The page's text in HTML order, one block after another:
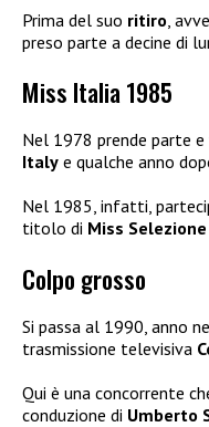
Prima del suo ritiro,
preso parte a decine di
Miss Italia 1985
Nel 1978 prende parte
Italy e qualche anno
Nel 1985, infatti,
titolo di Miss
Colpo grosso
Si passa al 1990, anno
trasmissione televisiva
Qui è una concorrente
conduzione di Umberto